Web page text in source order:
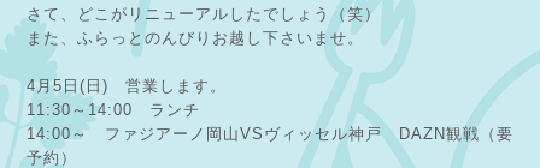
さて、どこがリニューアルしたでしょう（笑）
また、ふらっとのんびりお越し下さいませ。
4月5日(日) 営業します。
11:30～14:00 ランチ
14:00～ ファジアーノ岡山VSヴィッセル神戸 DAZN観戦（要
予約）